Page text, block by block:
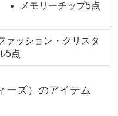
メモリーチップ5点
ァッション・クリスタ
5点
ーズ）のアイテム